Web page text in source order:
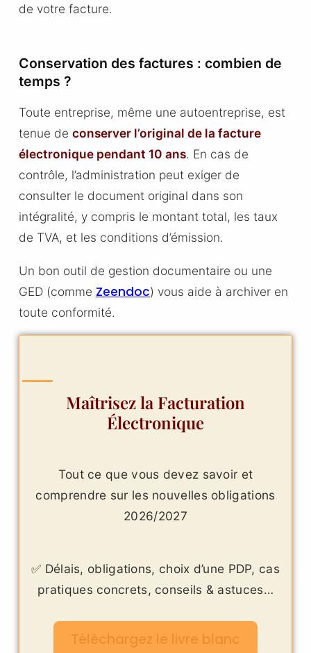
de votre facture.
Conservation des factures : combien de
temps ?
Toute entreprise, même une autoentreprise, est
tenue de conserver l’original de la facture
électronique pendant 10 ans. En cas de
contrôle, l’administration peut exiger de
consulter le document original dans son
intégralité, y compris le montant total, les taux
de TVA, et les conditions d’émission.
Un bon outil de gestion documentaire ou une
GED (comme Zeendoc) vous aide à archiver en
toute conformité.
Maîtrisez la Facturation
Électronique
Tout ce que vous devez savoir et
comprendre sur les nouvelles obligations
2026/2027
✅ Délais, obligations, choix d’une PDP, cas
pratiques concrets, conseils & astuces…
Téléchargez le livre blanc